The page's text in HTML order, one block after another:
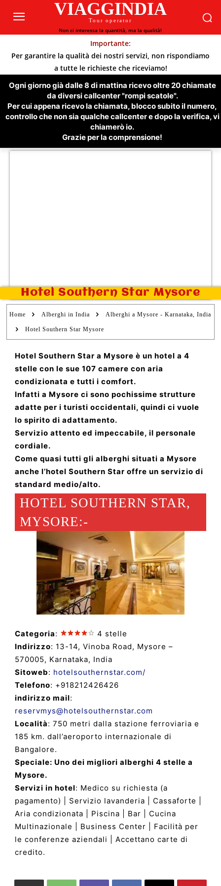
VIAGGINDIA
Tour operator
Non ci interessa la quantità, ma la qualità!
Importante:
Per garantire la qualità dei nostri servizi, non rispondiamo
a tutte le richieste che riceviamo!
Ogni giorno già dalle 8 di mattina ricevo oltre 20 chiamate
da diversi callcenter "rompi scatole".
Per cui appena ricevo la chiamata, blocco subito il numero,
controllo che non sia qualche callcenter e dopo la verifica, vi
chiamerò io.
Grazie per la comprensione!
Hotel Southern Star Mysore
Home Alberghi in India Alberghi a Mysore - Karnataka, India
Hotel Southern Star Mysore
Hotel Southern Star a Mysore è un hotel a 4
stelle con le sue 107 camere con aria
condizionata e tutti i comfort.
Infatti a Mysore ci sono pochissime strutture
adatte per i turisti occidentali, quindi ci vuole
lo spirito di adattamento.
Servizio attento ed impeccabile, il personale
cordiale.
Come quasi tutti gli alberghi situati a Mysore
anche l’hotel Southern Star offre un servizio di
standard medio/alto.
HOTEL SOUTHERN STAR,
MYSORE:-
Categoria:
4 stelle
Indirizzo: 13-14, Vinoba Road, Mysore –
570005, Karnataka, India
Sitoweb: hotelsouthernstar.com/
Telefono: +918212426426
indirizzo mail:
reservmys@hotelsouthernstar.com
Località: 750 metri dalla stazione ferroviaria e
185 km. dall’aeroporto internazionale di
Bangalore.
Speciale: Uno dei migliori alberghi 4 stelle a
Mysore.
Servizi in hotel: Medico su richiesta (a
pagamento) | Servizio lavanderia | Cassaforte |
Aria condizionata | Piscina | Bar | Cucina
Multinazionale | Business Center | Facilità per
le conferenze aziendali | Accettano carte di
credito.